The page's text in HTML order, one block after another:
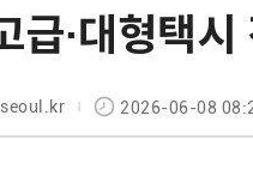
급·대형택
2026-06-08